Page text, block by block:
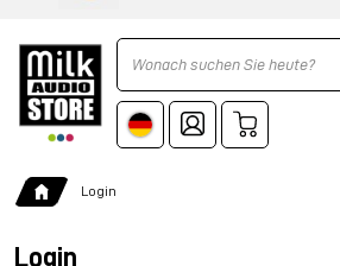
Ricerca
Login
Login